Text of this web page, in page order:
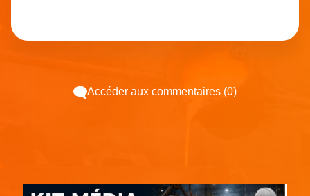
Accéder aux commentaires (0)